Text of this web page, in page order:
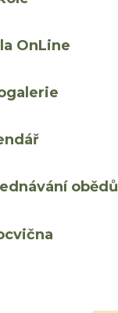
OnLine
obědů